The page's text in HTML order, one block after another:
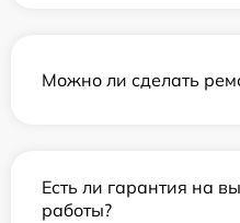
Можно ли сделать
Есть ли гарантия на
работы?